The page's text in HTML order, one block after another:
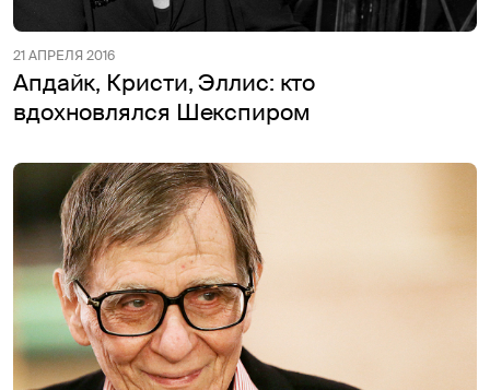
21 АПРЕЛЯ 2016
Апдайк, Кристи, Эллис: кто
вдохновлялся Шекспиром